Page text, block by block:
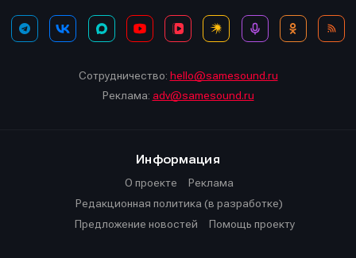
Сотрудничество: hello@samesound.ru
Реклама: adv@samesound.ru
Информация
О проекте
Реклама
Редакционная политика (в разработке)
Предложение новостей
Помощь проекту